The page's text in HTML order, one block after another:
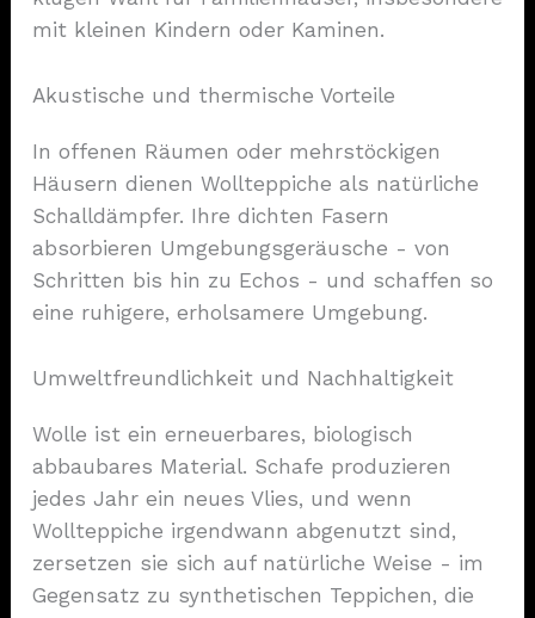
mit kleinen Kindern oder Kaminen.
Akustische und thermische Vorteile
In offenen Räumen oder mehrstöckigen
Häusern dienen Wollteppiche als natürliche
Schalldämpfer. Ihre dichten Fasern
absorbieren Umgebungsgeräusche - von
Schritten bis hin zu Echos - und schaffen so
eine ruhigere, erholsamere Umgebung.
Umweltfreundlichkeit und Nachhaltigkeit
Wolle ist ein erneuerbares, biologisch
abbaubares Material. Schafe produzieren
jedes Jahr ein neues Vlies, und wenn
Wollteppiche irgendwann abgenutzt sind,
zersetzen sie sich auf natürliche Weise - im
Gegensatz zu synthetischen Teppichen, die